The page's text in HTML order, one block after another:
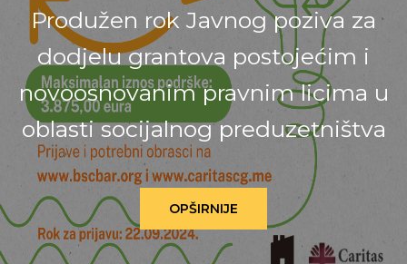
Produžen rok Javnog poziva za
dodjelu grantova postojećim i
novoosnovanim pravnim licima u
oblasti socijalnog preduzetništva
OPŠIRNIJE